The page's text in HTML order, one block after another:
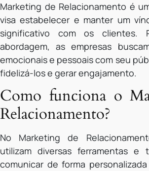
Marketing de Relacionamento é
visa estabelecer e manter um
significativo com os clientes.
abordagem, as empresas
emocionais e pessoais com seu
fidelizá-los e gerar engajamento.
Como funciona o
Relacionamento?
No Marketing de
utilizam diversas ferramentas e
comunicar de forma